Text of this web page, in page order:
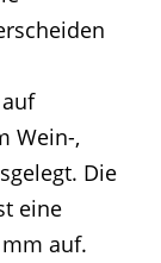
Wein-,
Die
eine
auf.